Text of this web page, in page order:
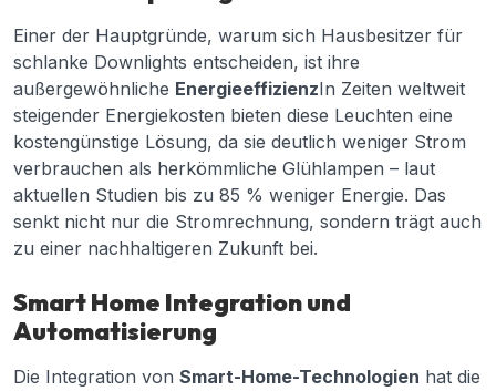
Einer der Hauptgründe, warum sich Hausbesitzer für
schlanke Downlights entscheiden, ist ihre
außergewöhnliche EnergieeffizienzIn Zeiten weltweit
steigender Energiekosten bieten diese Leuchten eine
kostengünstige Lösung, da sie deutlich weniger Strom
verbrauchen als herkömmliche Glühlampen – laut
aktuellen Studien bis zu 85 % weniger Energie. Das
senkt nicht nur die Stromrechnung, sondern trägt auch
zu einer nachhaltigeren Zukunft bei.
Smart Home Integration und
Automatisierung
Die Integration von Smart-Home-Technologien hat die